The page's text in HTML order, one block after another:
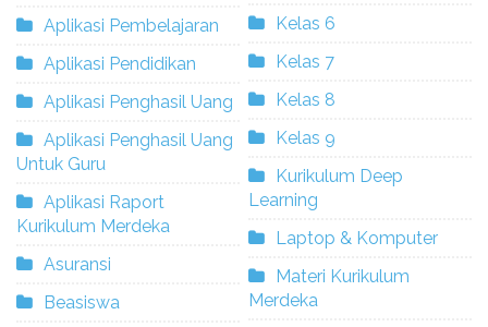
Aplikasi Pembelajaran
Aplikasi Pendidikan
Aplikasi Penghasil Uang
Aplikasi Penghasil Uang
Untuk Guru
Aplikasi Raport
Kurikulum Merdeka
Asuransi
Beasiswa
Kelas 6
Kelas 7
Kelas 8
Kelas 9
Kurikulum Deep
Learning
Laptop & Komputer
Materi Kurikulum
Merdeka